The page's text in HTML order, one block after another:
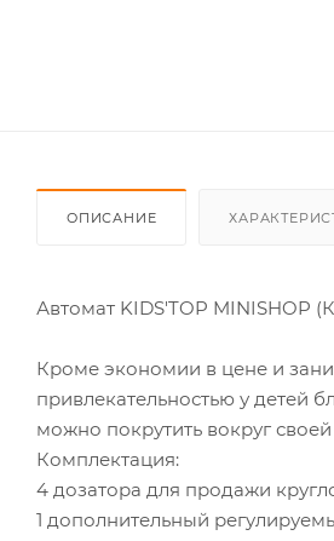
ОПИСАНИЕ
Автомат KIDS'TOP MINISHOP
Кроме экономии в цене и
привлекательностью у детей
можно покрутить вокруг своей
Комплектация:
4 дозатора для продажи
1 дополнительный